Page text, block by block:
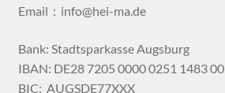
Email：info@hei-ma.de
Bank: Stadtsparkasse Augsburg
IBAN: DE28 7205 0000 0251 1483 00
BIC: AUGSDE77XXX